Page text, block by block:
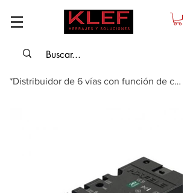
*Distribuidor de 6 vías con función de conmutación Häfele Loox5 24 V para has...